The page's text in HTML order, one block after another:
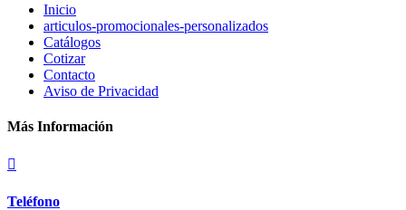
Inicio
articulos-promocionales-personalizados
Catálogos
Cotizar
Contacto
Aviso de Privacidad
Más Información

Teléfono